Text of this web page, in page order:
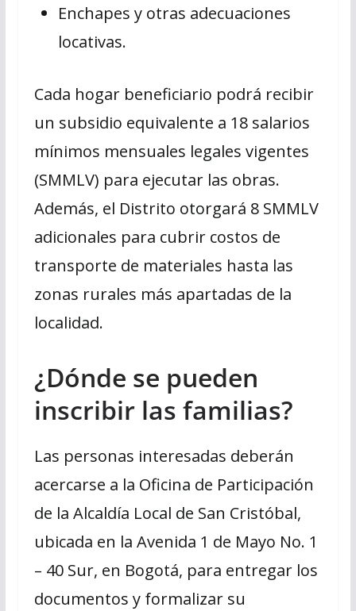
Enchapes y otras adecuaciones
locativas.
Cada hogar beneficiario podrá recibir
un subsidio equivalente a 18 salarios
mínimos mensuales legales vigentes
(SMMLV) para ejecutar las obras.
Además, el Distrito otorgará 8 SMMLV
adicionales para cubrir costos de
transporte de materiales hasta las
zonas rurales más apartadas de la
localidad.
¿Dónde se pueden
inscribir las familias?
Las personas interesadas deberán
acercarse a la Oficina de Participación
de la Alcaldía Local de San Cristóbal,
ubicada en la Avenida 1 de Mayo No. 1
– 40 Sur, en Bogotá, para entregar los
documentos y formalizar su